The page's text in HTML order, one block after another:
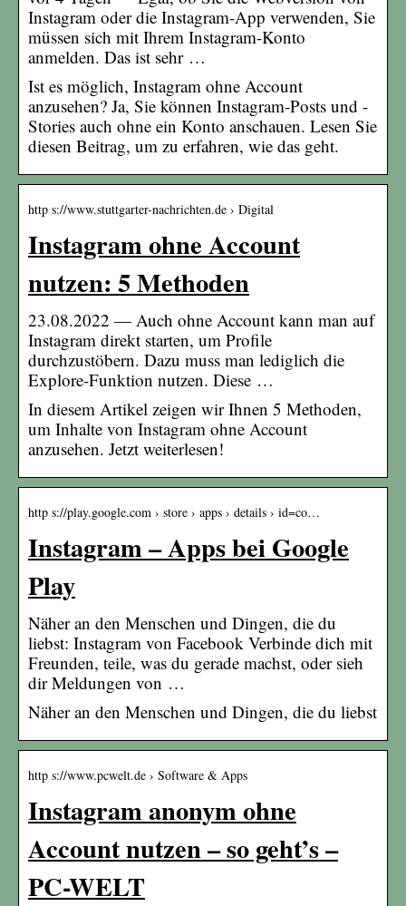
Instagram oder die Instagram-App verwenden, Sie
müssen sich mit Ihrem Instagram-Konto
anmelden. Das ist sehr …
Ist es möglich, Instagram ohne Account
anzusehen? Ja, Sie können Instagram-Posts und -
Stories auch ohne ein Konto anschauen. Lesen Sie
diesen Beitrag, um zu erfahren, wie das geht.
http s://www.stuttgarter-nachrichten.de › Digital
Instagram ohne Account
nutzen: 5 Methoden
23.08.2022 — Auch ohne Account kann man auf
Instagram direkt starten, um Profile
durchzustöbern. Dazu muss man lediglich die
Explore-Funktion nutzen. Diese …
In diesem Artikel zeigen wir Ihnen 5 Methoden,
um Inhalte von Instagram ohne Account
anzusehen. Jetzt weiterlesen!
http s://play.google.com › store › apps › details › id=co…
Instagram – Apps bei Google
Play
Näher an den Menschen und Dingen, die du
liebst: Instagram von Facebook Verbinde dich mit
Freunden, teile, was du gerade machst, oder sieh
dir Meldungen von …
Näher an den Menschen und Dingen, die du liebst
http s://www.pcwelt.de › Software & Apps
Instagram anonym ohne
Account nutzen – so geht’s –
PC-WELT